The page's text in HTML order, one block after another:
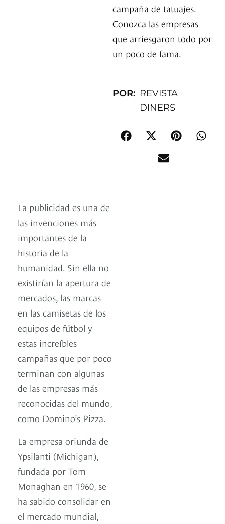
campaña de tatuajes.
Conozca las empresas
que arriesgaron todo por
un poco de fama.
POR: REVISTA
DINERS
La publicidad es una de
las invenciones más
importantes de la
historia de la
humanidad. Sin ella no
existirían la apertura de
mercados, las marcas
en las camisetas de los
equipos de fútbol y
estas increíbles
campañas que por poco
terminan con algunas
de las empresas más
reconocidas del mundo,
como Domino’s Pizza.
La empresa oriunda de
Ypsilanti (Michigan),
fundada por Tom
Monaghan en 1960, se
ha sabido consolidar en
el mercado mundial,